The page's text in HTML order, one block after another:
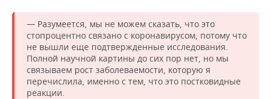
— Разумеется, мы не можем сказать, что это
стопроцентно связано с коронавирусом, потому что
не вышли еще подтвержденные исследования.
Полной научной картины до сих пор нет, но мы
связываем рост заболеваемости, которую я
перечислила, именно с тем, что это постковидные
реакции.